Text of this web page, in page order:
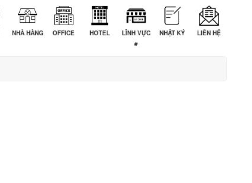
NHÀ HÀNG OFFICE HOTEL
LĨNH VỰC
#
NHẬT KÝ LIÊN HỆ